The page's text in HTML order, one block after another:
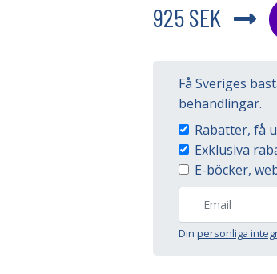
925 SEK
Få Sveriges
behandlingar.
Rabatter, få
Exklusiva
E-böcker,
Din personliga